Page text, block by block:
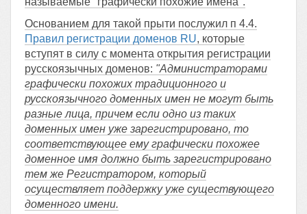
Основанием для такой прыти послужил п 4.4.
Правил регистрации доменов RU, которые
вступят в силу с момента открытия регистрации
русскоязычных доменов: "Администраторами
графически похожих традиционного и
русскоязычного доменных имен не могут быть
разные лица, причем если одно из таких
доменных имен уже зарегистрировано, то
соответствующее ему графически похожее
доменное имя должно быть зарегистрировано
тем же Регистратором, который
осуществляет поддержку уже существующего
доменного имени.